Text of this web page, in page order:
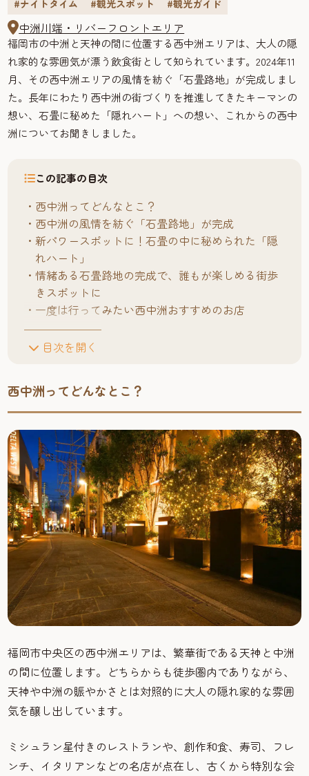
#ナイトタイム #観光スポット #観光ガイド
中洲川端・リバーフロントエリア
福岡市の中洲と天神の間に位置する西中洲エリアは、大人の隠
れ家的な雰囲気が漂う飲食街として知られています。2024年11
月、その西中洲エリアの風情を紡ぐ「石畳路地」が完成しまし
た。長年にわたり西中洲の街づくりを推進してきたキーマンの
想い、石畳に秘めた「隠れハート」への想い、これからの西中
洲についてお聞きしました。
この記事の目次
目次を開く
西中洲ってどんなとこ？
西中洲の風情を紡ぐ「石畳路地」が完成
新パワースポットに！石畳の中に秘められた「隠
れハート」
情緒ある石畳路地の完成で、誰もが楽しめる街歩
きスポットに
一度は行ってみたい西中洲おすすめのお店
西中洲ってどんなとこ？
福岡市中央区の西中洲エリアは、繁華街である天神と中洲
の間に位置します。どちらからも徒歩圏内でありながら、
天神や中洲の賑やかさとは対照的に大人の隠れ家的な雰囲
気を醸し出しています。
ミシュラン星付きのレストランや、創作和食、寿司、フレ
ンチ、イタリアンなどの名店が点在し、古くから特別な会